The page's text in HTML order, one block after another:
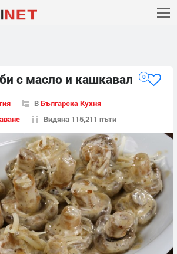
с масло и кашкавал 0
ВБългарска Кухня
Видяна 115,211 пъти